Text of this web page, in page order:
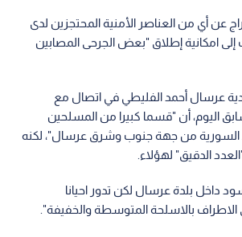
عن أي من العناصر الأمنية المحتجزين لدى
امكانية إطلاق "بعض الجرحى المصابين
عرسال أحمد الفليطي في اتصال مع
اليوم، أن "قسما كبيرا من المسلحين
السورية من جهة جنوب وشرق عرسال"، لكنه
الدقيق" لهؤلاء.
داخل بلدة عرسال لكن تدور احيانا
بالاسلحة المتوسطة والخفيفة".